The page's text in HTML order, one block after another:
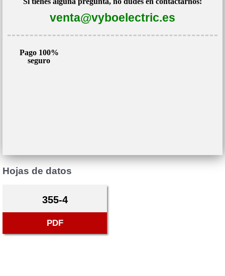
venta@vyboelectric.es
Pago 100%
seguro
Hojas de datos
355-4
PDF